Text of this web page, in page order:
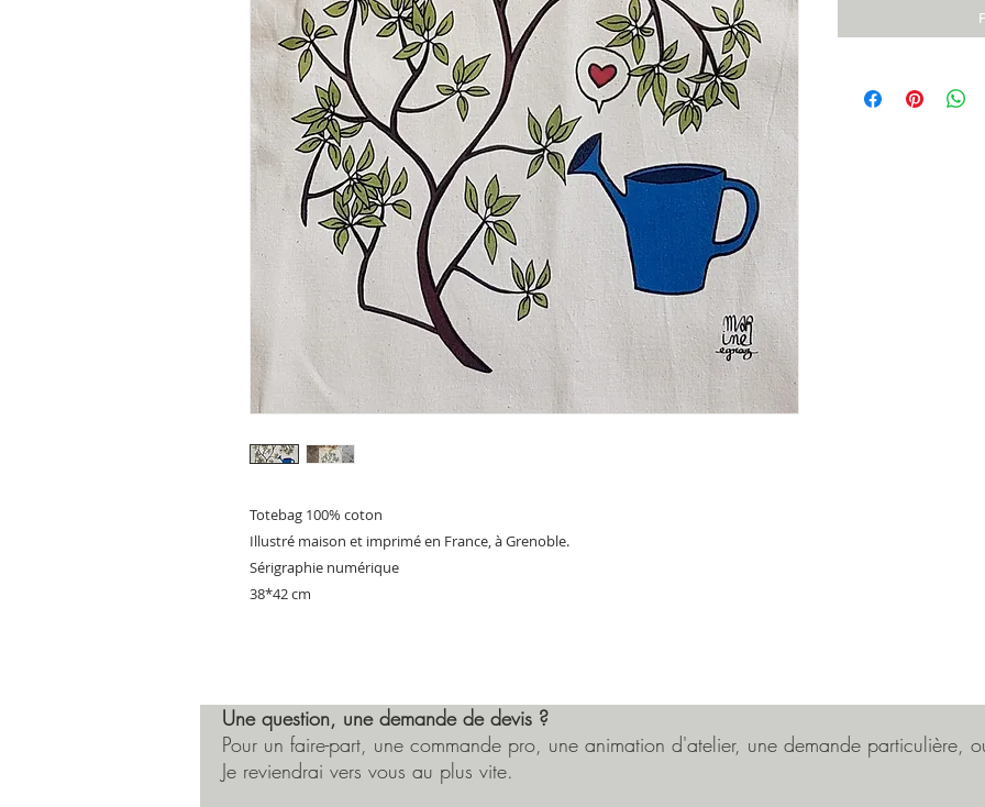
Totebag 100% coton
Illustré maison et imprimé en France, à Grenoble.
Sérigraphie numérique
38*42 cm
Une question, une demande de devis ?
Pour un faire-part, une commande pro, une animation d'atelier, une demande particulière,
Je reviendrai vers vous au plus vite.